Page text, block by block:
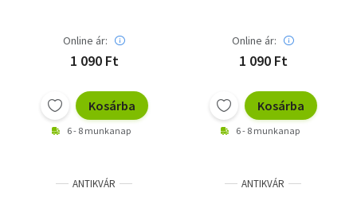
Online ár:
1 090 Ft
Kosárba
6 - 8 munkanap
Online ár:
1 090 Ft
Kosárba
6 - 8 munkanap
ANTIKVÁR ANTIKVÁR